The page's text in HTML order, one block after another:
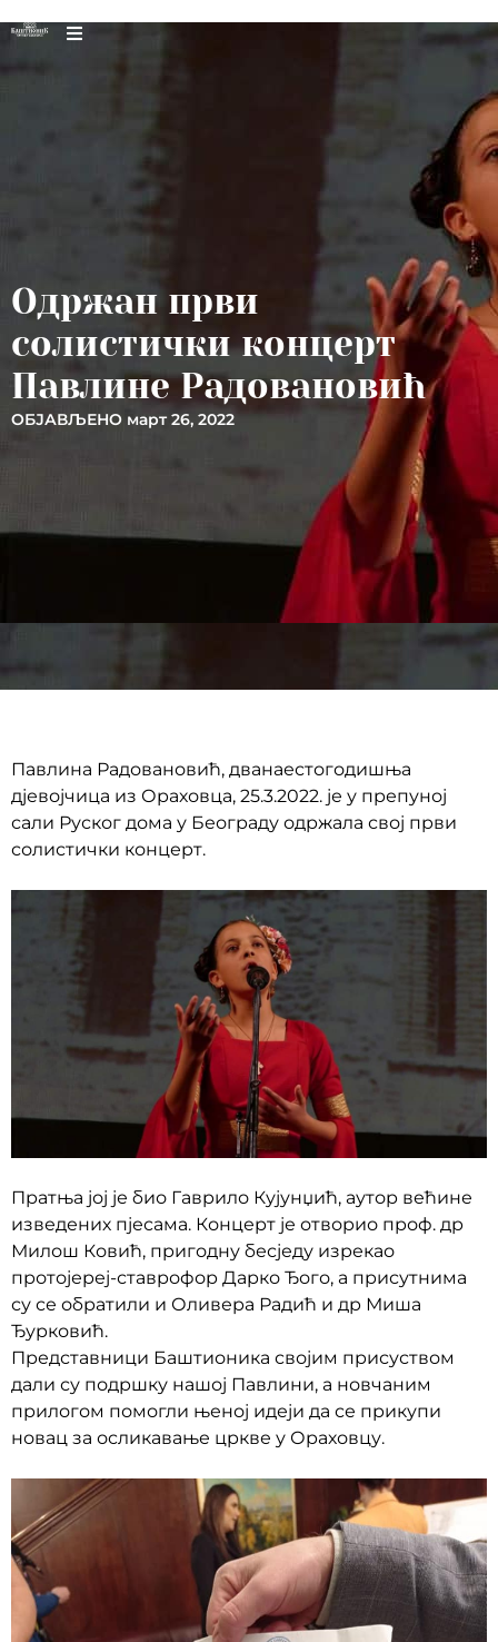
Одржан први
солистички концерт
Павлине Радовановић
ОБЈАВЉЕНО март 26, 2022
Павлина Радовановић, дванаестогодишња
дјевојчица из Ораховца, 25.3.2022. је у препуној
сали Руског дома у Београду одржала свој први
солистички концерт.
Пратња јој је био Гаврило Кујунџић, аутор већине
изведених пјесама. Концерт је отворио проф. др
Милош Ковић, пригодну бесједу изрекао
протојереј-ставрофор Дарко Ђого, а присутнима
су се обратили и Оливера Радић и др Миша
Ђурковић.
Представници Баштионика својим присуством
дали су подршку нашој Павлини, а новчаним
прилогом помогли њеној идеји да се прикупи
новац за осликавање цркве у Ораховцу.